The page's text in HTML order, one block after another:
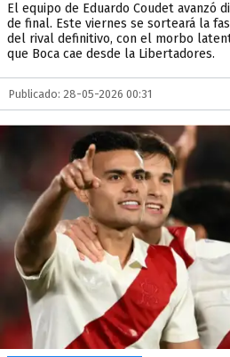
El equipo de Eduardo Coudet avanzó
de final. Este viernes se sorteará la
del rival definitivo, con el morbo
que Boca cae desde la Libertadores.
Publicado: 28-05-2026 00:31